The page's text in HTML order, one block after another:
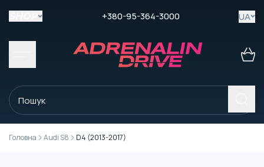
+380-95-364-3000 UA
Головна Audi S8 D4 (2013-2017)